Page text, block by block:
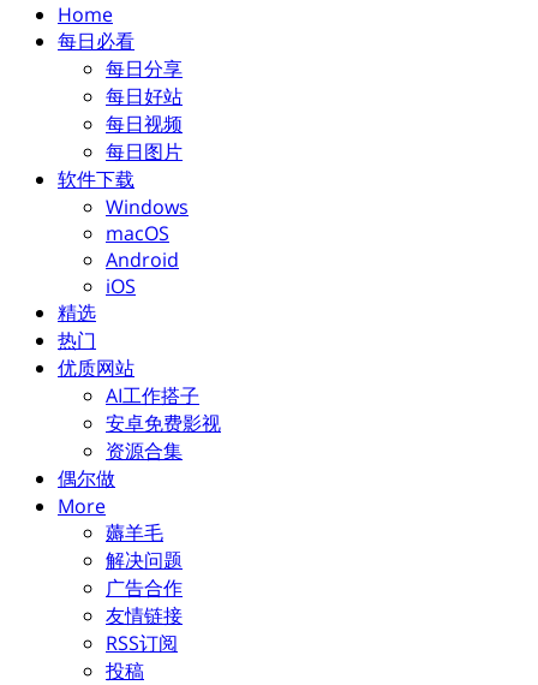
Home
每日必看
每日分享
每日好站
每日视频
每日图片
软件下载
Windows
macOS
Android
iOS
精选
热门
优质网站
AI工作搭子
安卓免费影视
资源合集
偶尔做
More
薅羊毛
解决问题
广告合作
友情链接
RSS订阅
投稿